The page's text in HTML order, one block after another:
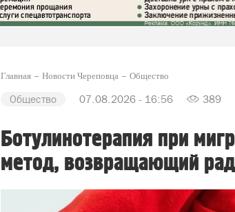
Главная Новости Череповца Общество
Общество 07.08.2026 - 16:56 389
Ботулинотерапия при
метод, возвращающий